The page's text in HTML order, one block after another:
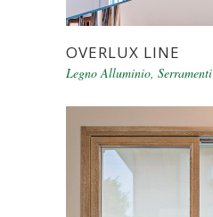
OVERLUX LINE
Legno Alluminio, Serramenti